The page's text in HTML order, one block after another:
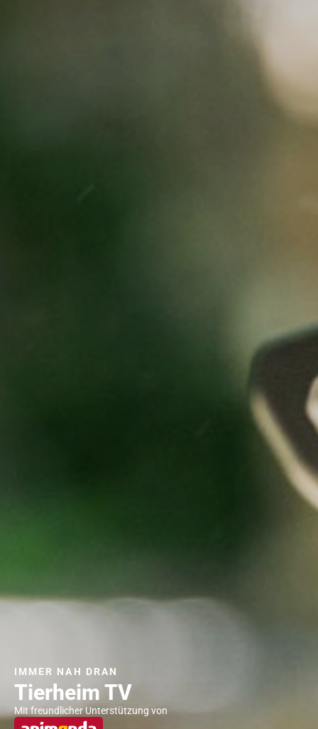
Tierheim TV
IMMER NAH DRAN
Mit freundlicher Unterstützung von